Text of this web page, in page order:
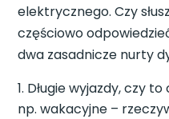
elektrycznego. Czy
częściowo
dwa zasadnicze nurty
Długie wyjazdy, czy
np. wakacyjne –